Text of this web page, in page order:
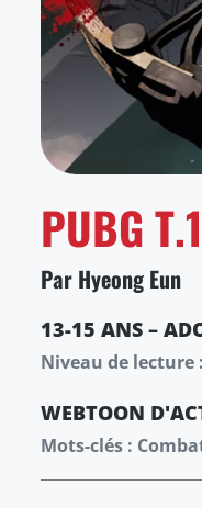
PUBG T.1
Par Hyeong Eun
13-15 ANS –
Niveau de lecture
WEBTOON
Mots-clés :